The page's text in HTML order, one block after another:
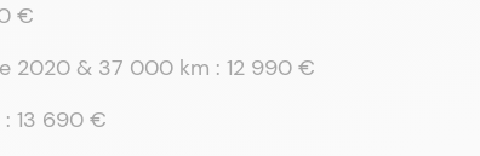
€
2020 & 37 000 km : 12 990 €
13 690 €